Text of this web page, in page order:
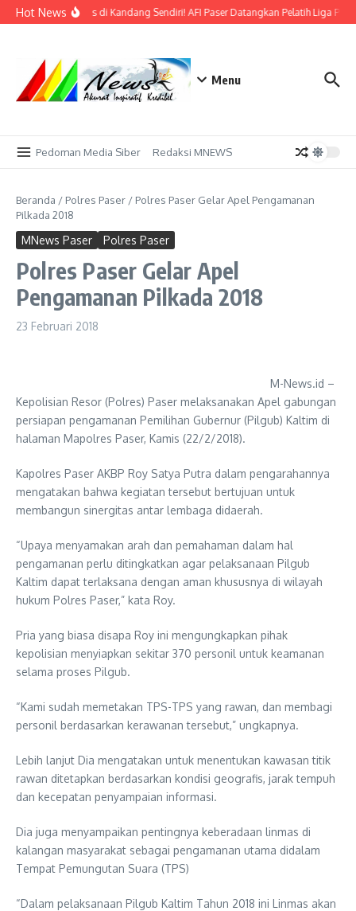
Lewati ke konten
Hot NewsBidik Emas di Kandang Sendiri! AFI Paser Datangkan Pelatih Liga
Menu
Pedoman Media Siber Redaksi MNEWS
Beranda / Polres Paser / Polres Paser Gelar Apel Pengamanan
Pilkada 2018
MNews Paser Polres Paser
Polres Paser Gelar Apel
Pengamanan Pilkada 2018
23 Februari 2018
M-News.id –
Kepolisian Resor (Polres) Paser melaksanakan Apel gabungan
persiapan pengamanan Pemilihan Gubernur (Pilgub) Kaltim di
halaman Mapolres Paser, Kamis (22/2/2018).
Kapolres Paser AKBP Roy Satya Putra dalam pengarahannya
mengatakan bahwa kegiatan tersebut bertujuan untuk
membangun sinergitas antar lembaga didaerah.
“Upaya menyamakan arah dan pemahaman dalam hal
pengamanan perlu ditingkatkan agar pelaksanaan Pilgub
Kaltim dapat terlaksana dengan aman khususnya di wilayah
hukum Polres Paser,” kata Roy.
Pria yang biasa disapa Roy ini mengungkapkan pihak
kepolisian menyiapkan sekitar 370 personil untuk keamanan
selama proses Pilgub.
“Kami sudah memetakan TPS-TPS yang rawan, dan membagi
personil berdasarkan kerawanan tersebut,” ungkapnya.
Lebih lanjut Dia mengatakan untuk menentukan kawasan titik
rawan ditetapkan berdasarkan kondisi geografis, jarak tempuh
dan kecepatan penyampaian informasi.
Dia juga menyampaikan pentingnya keberadaan linmas di
kalangan masyarakat sebagai pengamanan utama didalam
Tempat Pemungutan Suara (TPS)
“Dalam pelaksanaan Pilgub Kaltim Tahun 2018 ini Linmas akan